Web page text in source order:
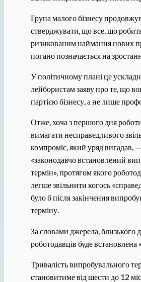
Група малого бізнесу
стверджувати, що все, що
ризикованим наймання нових
погано позначається на
У політичному плані це
лейбористам заяву про те, що
партією бізнесу, а не лише
Отже, хоча з першого дня
вимагати несправедливого
компроміс, який уряд вигадав,
«законодавчо встановлений
термін», протягом якого
легше звільнити когось
було б після закінчення
терміну.
За словами джерела, близького
роботодавців буде
Тривалість випробувального
становитиме від шести до 12